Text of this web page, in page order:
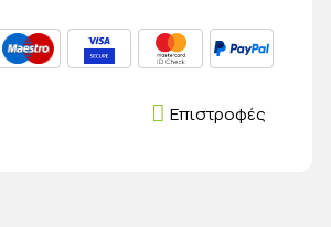
Επιστροφές